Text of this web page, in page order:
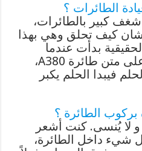
الطائرات ؟
كبير بالطائرات،
كيف تحلق وهي بهذا
بدأت عندما
سافرت إلى أستراليا على متن طائرة A380،
فيبدا الحلم يكبر
الطائرة ؟
لا يُنسى. كنت أشعر
شيء داخل الطائرة،